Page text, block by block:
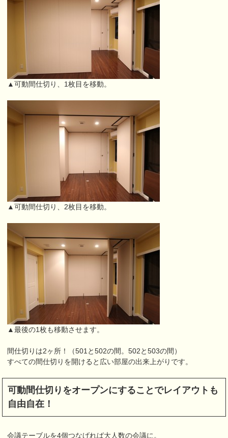
▲可動間仕切り、1枚目を移動。
▲可動間仕切り、2枚目を移動。
▲最後の1枚も移動させます。
間仕切りは2ヶ所！（501と502の間。502と503の間）
すべての間仕切りを開けると広い部屋の出来上がりです。
可動間仕切りをオープンにすることでレイアウトも
自由自在！
会議テーブルを4個つなげれば大人数の会議に。